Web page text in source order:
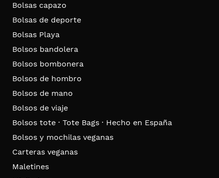
Bolsas capazo
Bolsas de deporte
Bolsas Playa
Bolsos bandolera
Bolsos bombonera
Bolsos de hombro
Bolsos de mano
Bolsos de viaje
Bolsos tote · Tote Bags · Hecho en España
Bolsos y mochilas veganas
Carteras veganas
Maletines